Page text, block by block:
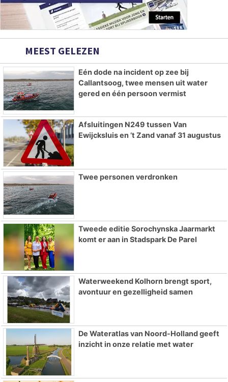
MEEST GELEZEN
Eén dode na incident op zee bij
Callantsoog, twee mensen uit water
gered en één persoon vermist
Afsluitingen N249 tussen Van
Ewijcksluis en ’t Zand vanaf 31 augustus
Twee personen verdronken
Tweede editie Sorochynska Jaarmarkt
komt er aan in Stadspark De Parel
Waterweekend Kolhorn brengt sport,
avontuur en gezelligheid samen
De Wateratlas van Noord-Holland geeft
inzicht in onze relatie met water